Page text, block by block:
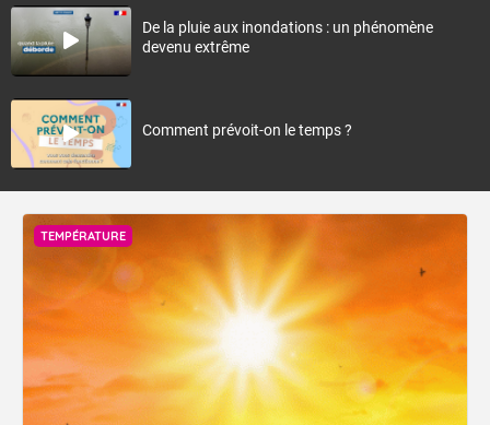
De la pluie aux inondations : un phénomène
devenu extrême
Comment prévoit-on le temps ?
TEMPÉRATURE